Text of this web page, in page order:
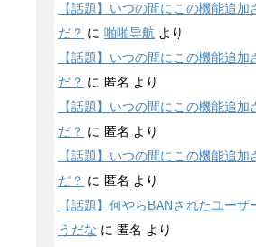
【話題】いつの間にこの機能追加
だ？ に 啪啪导航 より
【話題】いつの間にこの機能追加
だ？ に 匿名 より
【話題】いつの間にこの機能追加
だ？ に 匿名 より
【話題】いつの間にこの機能追加
だ？ に 匿名 より
【話題】何やらBANされたユーザ
うだな に 匿名 より